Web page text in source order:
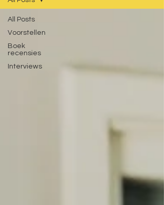
All Posts
Voorstellen
Boek
recensies
Interviews